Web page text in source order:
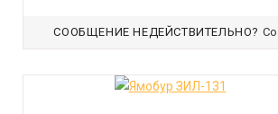
СООБЩЕНИЕ НЕДЕЙСТВИТЕЛЬНО?